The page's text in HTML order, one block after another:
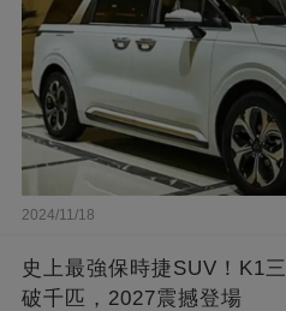
2024/11/18
史上最強保時捷SUV！K1
破千匹，2027震撼登場